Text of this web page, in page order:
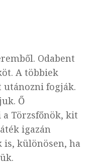
Odabent
öt. A többiek
utánozni fogják.
Ő
a Törzsfőnök, kit
igazán
is, különösen, ha